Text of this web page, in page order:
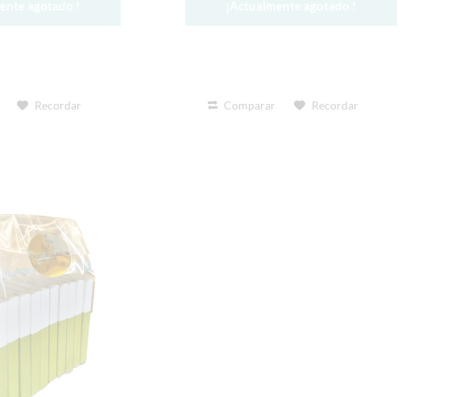
Recordar Comparar Recordar